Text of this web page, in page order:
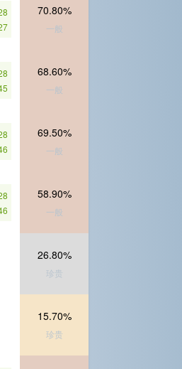
70.80%
一般
68.60%
一般
69.50%
一般
58.90%
一般
26.80%
珍贵
15.70%
珍贵